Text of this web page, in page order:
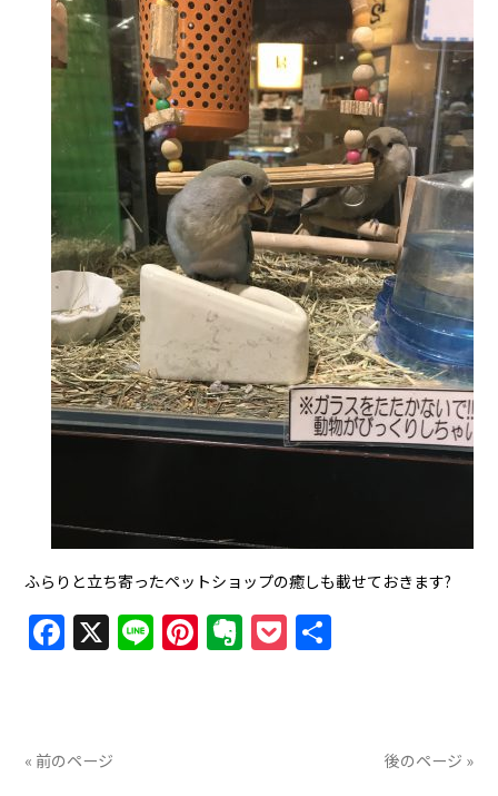
ふらりと立ち寄ったペットショップの癒しも載せておきます?
Facebook
X LinePinterest
Evernote
Pocket
« 前のページ 後のページ »